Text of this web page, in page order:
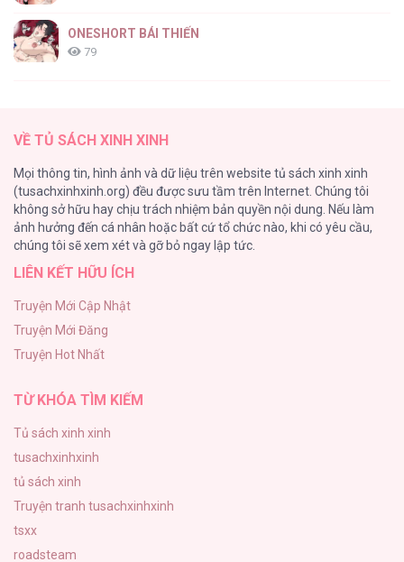
Chap 48
Chap 47
Kể Từ Giờ, Công Nương Sẽ Đình Công [...] –
Chap 46
ONESHORT BÁI THIẾN
79
72
Hầu Nữ Bị Nguyền Rủa Trong Lâu Đài Của Công Tước
68
CẨN THẬN TRĂNG TRÒN THÁNG 3 ĐẤY
Tuyển Tập Manhwa Ngắn Bạo Dăm
49
VỀ TỦ SÁCH XINH XINH
Mọi thông tin, hình ảnh và dữ liệu trên website tủ sách xinh xinh
(tusachxinhxinh.org) đều được sưu tầm trên Internet. Chúng tôi
không sở hữu hay chịu trách nhiệm bản quyền nội dung. Nếu làm
ảnh hưởng đến cá nhân hoặc bất cứ tổ chức nào, khi có yêu cầu,
chúng tôi sẽ xem xét và gỡ bỏ ngay lập tức.
LIÊN KẾT HỮU ÍCH
Truyện Mới Cập Nhật
Truyện Mới Đăng
Truyện Hot Nhất
TỪ KHÓA TÌM KIẾM
Tủ sách xinh xinh
tusachxinhxinh
tủ sách xinh
Truyện tranh tusachxinhxinh
tsxx
roadsteam